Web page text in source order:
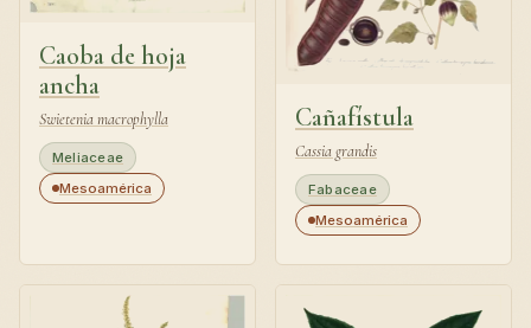
Caoba de hoja
ancha
Swietenia macrophylla
Meliaceae
Mesoamérica
Cañafístula
Cassia grandis
Fabaceae
Mesoamérica